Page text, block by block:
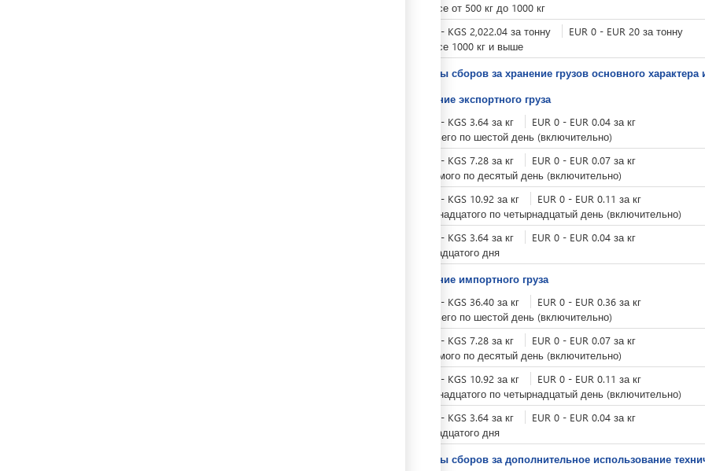
при весе от 500 кг до 1000 кг
- KGS 2,022.04 за тонну EUR 0 - EUR 20 за тонну
при весе 1000 кг и выше
Тарифы сборов за хранение грузов основного
Хранение экспортного груза
- KGS 3.64 за кг EUR 0 - EUR 0.04 за кг
с третьего по шестой день (включительно)
- KGS 7.28 за кг EUR 0 - EUR 0.07 за кг
с седьмого по десятый день (включительно)
- KGS 10.92 за кг EUR 0 - EUR 0.11 за кг
с одиннадцатого по четырнадцатый день (включительно)
- KGS 3.64 за кг EUR 0 - EUR 0.04 за кг
с пятнадцатого дня
Хранение импортного груза
- KGS 36.40 за кг EUR 0 - EUR 0.36 за кг
с третьего по шестой день (включительно)
- KGS 7.28 за кг EUR 0 - EUR 0.07 за кг
с седьмого по десятый день (включительно)
- KGS 10.92 за кг EUR 0 - EUR 0.11 за кг
с одиннадцатого по четырнадцатый день (включительно)
- KGS 3.64 за кг EUR 0 - EUR 0.04 за кг
с пятнадцатого дня
Тарифы сборов за дополнительное использование